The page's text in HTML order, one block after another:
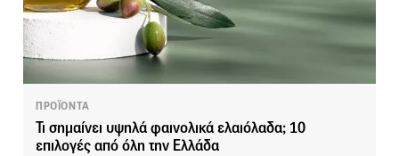
ΠΡΟΪΟΝΤΑ
Τι σημαίνει υψηλά φαινολικά ελαιόλαδα; 10
επιλογές από όλη την Ελλάδα